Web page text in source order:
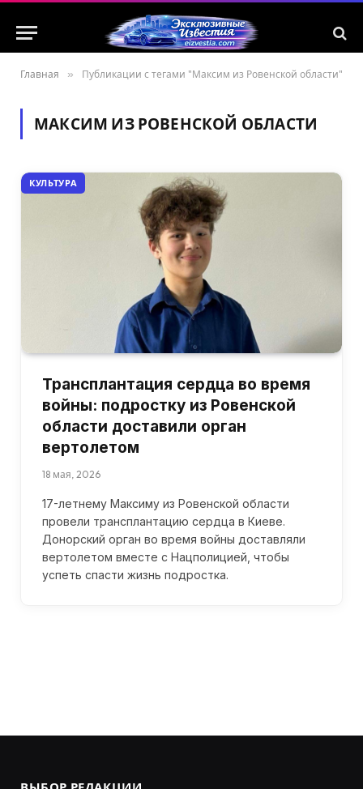
Главная » Публикации с тегами "Максим из Ровенской области"
МАКСИМ ИЗ РОВЕНСКОЙ ОБЛАСТИ
КУЛЬТУРА
Трансплантация сердца во время
войны: подростку из Ровенской
области доставили орган
вертолетом
18 мая, 2026
17-летнему Максиму из Ровенской области
провели трансплантацию сердца в Киеве.
Донорский орган во время войны доставляли
вертолетом вместе с Нацполицией, чтобы
успеть спасти жизнь подростка.